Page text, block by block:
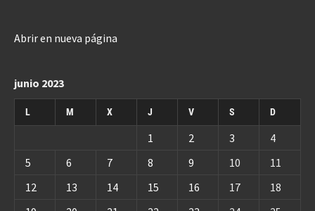
Abrir en nueva página
junio 2023
L M X J V S D
1 2 3
4
5
6 7 8 9 10
11
12
13 14 15 16 17
18